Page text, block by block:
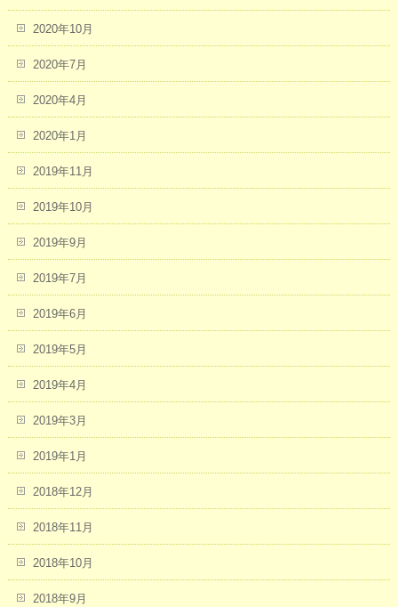
2020年10月
2020年7月
2020年4月
2020年1月
2019年11月
2019年10月
2019年9月
2019年7月
2019年6月
2019年5月
2019年4月
2019年3月
2019年1月
2018年12月
2018年11月
2018年10月
2018年9月